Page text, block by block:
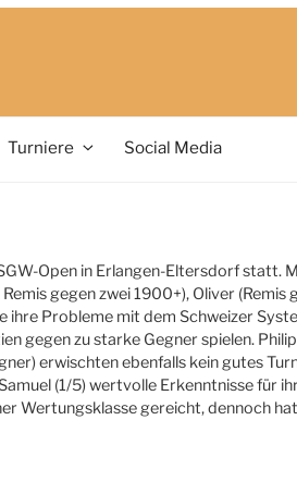
Turniere Social Media
Open in Erlangen-Eltersdorf statt.
gegen zwei 1900+), Oliver
ihre Probleme mit dem Schweizer
gegen zu starke Gegner spielen.
erwischten ebenfalls kein gutes
(1/5) wertvolle Erkenntnisse für
Wertungsklasse gereicht, dennoch